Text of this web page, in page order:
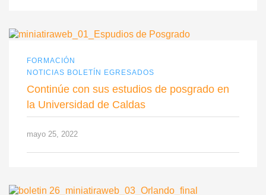
FORMACIÓN
NOTICIAS BOLETÍN EGRESADOS
Continúe con sus estudios de posgrado en
la Universidad de Caldas
mayo 25, 2022